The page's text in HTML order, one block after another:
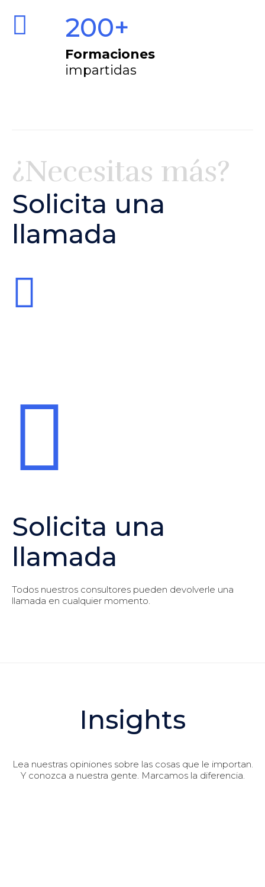
200+
Formaciones
impartidas
¿Necesitas más?
Solicita una
llamada
Solicita una
llamada
Todos nuestros consultores pueden devolverle una
llamada en cualquier momento.
Insights
Lea nuestras opiniones sobre las cosas que le importan.
Y conozca a nuestra gente. Marcamos la diferencia.